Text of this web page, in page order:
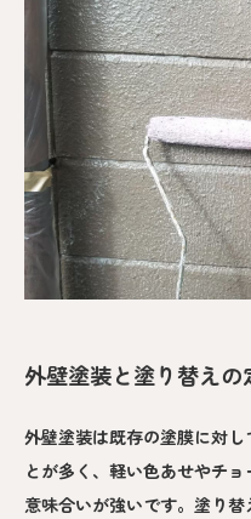
外壁塗装と塗り替えの
外壁塗装は既存の塗膜に対
とが多く、軽い色あせやチ
意味合いが強いです。塗り